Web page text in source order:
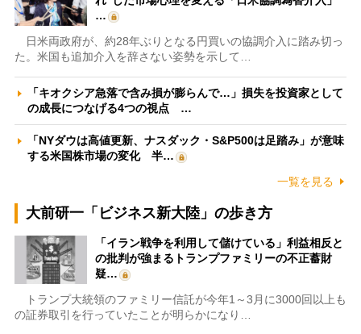
…
日米両政府が、約28年ぶりとなる円買いの協調介入に踏み切っ
た。米国も追加介入を辞さない姿勢を示して…
「キオクシア急落で含み損が膨らんで…」損失を投資家として
の成長につなげる4つの視点 …
「NYダウは高値更新、ナスダック・S&P500は足踏み」が意味
する米国株市場の変化 半…
一覧を見る
大前研一「ビジネス新大陸」の歩き方
「イラン戦争を利用して儲けている」利益相反と
の批判が強まるトランプファミリーの不正蓄財
疑…
トランプ大統領のファミリー信託が今年1～3月に3000回以上も
の証券取引を行っていたことが明らかになり…